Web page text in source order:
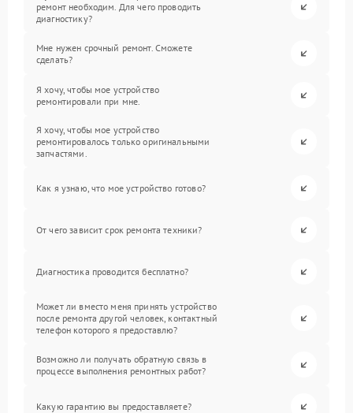
ремонт необходим. Для чего проводить
диагностику?
Мне нужен срочный ремонт. Сможете
сделать?
Я хочу, чтобы мое устройство
ремонтировали при мне.
Я хочу, чтобы мое устройство
ремонтировалось только оригинальными
запчастями.
Как я узнаю, что мое устройство готово?
От чего зависит срок ремонта техники?
Диагностика проводится бесплатно?
Может ли вместо меня принять устройство
после ремонта другой человек, контактный
телефон которого я предоставлю?
Возможно ли получать обратную связь в
процессе выполнения ремонтных работ?
Какую гарантию вы предоставляете?